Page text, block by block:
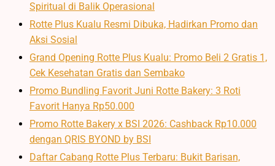
Spiritual di Balik Operasional
Rotte Plus Kualu Resmi Dibuka, Hadirkan Promo dan
Aksi Sosial
Grand Opening Rotte Plus Kualu: Promo Beli 2 Gratis 1,
Cek Kesehatan Gratis dan Sembako
Promo Bundling Favorit Juni Rotte Bakery: 3 Roti
Favorit Hanya Rp50.000
Promo Rotte Bakery x BSI 2026: Cashback Rp10.000
dengan QRIS BYOND by BSI
Daftar Cabang Rotte Plus Terbaru: Bukit Barisan,